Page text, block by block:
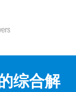
综合解